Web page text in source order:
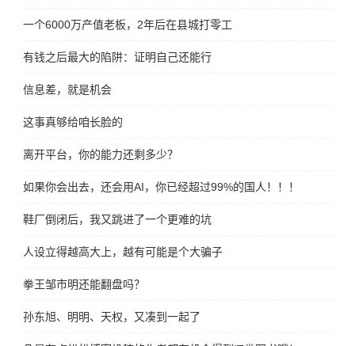
一个6000万产值老板，2年后在县城打零工
有钱之后最大的陷阱：证明自己还能行
信息差，就是机会
这事真够给咱长脸的
离开平台，你的能力还剩多少？
如果你会出去，还会用AI，你已经超过99%的国人！！！
鞋厂倒闭后，我又跳进了一个更难的坑
人设立得越高大上，越有可能是个大骗子
拳王邹市明还能翻盘吗？
孙东旭、明明、天权，又凑到一起了